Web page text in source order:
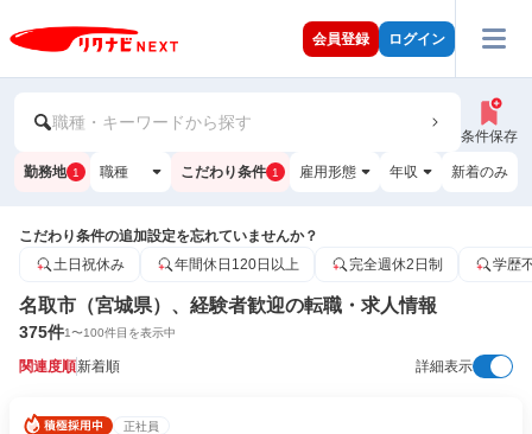
会員登録 ログイン
職種・キーワードから探す
条件保存
勤務地 1 職種 こだわり条件 1 雇用形態 年収 新着のみ
こだわり条件の追加設定を忘れていませんか？
土日祝休み
年間休日120日以上 完全週休2日制 学歴
名取市（宮城県）、経験者歓迎の転職・求人情報
375件1〜100件目を表示中
関連度順新着順 詳細表示
正社員